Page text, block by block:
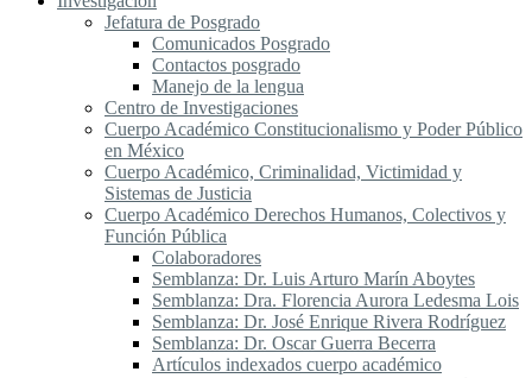
Jefatura de Posgrado
Comunicados Posgrado
Contactos posgrado
Manejo de la lengua
Centro de Investigaciones
Cuerpo Académico Constitucionalismo y Poder Público
en México
Cuerpo Académico, Criminalidad, Victimidad y
Sistemas de Justicia
Cuerpo Académico Derechos Humanos, Colectivos y
Función Pública
Colaboradores
Semblanza: Dr. Luis Arturo Marín Aboytes
Semblanza: Dra. Florencia Aurora Ledesma Lois
Semblanza: Dr. José Enrique Rivera Rodríguez
Semblanza: Dr. Oscar Guerra Becerra
Artículos indexados cuerpo académico